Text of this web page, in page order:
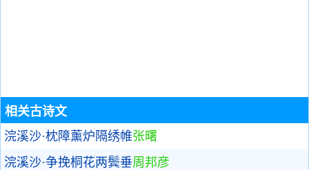
相关古诗文
浣溪沙·枕障薰炉隔绣帷张曙
浣溪沙·争挽桐花两鬓垂周邦彦